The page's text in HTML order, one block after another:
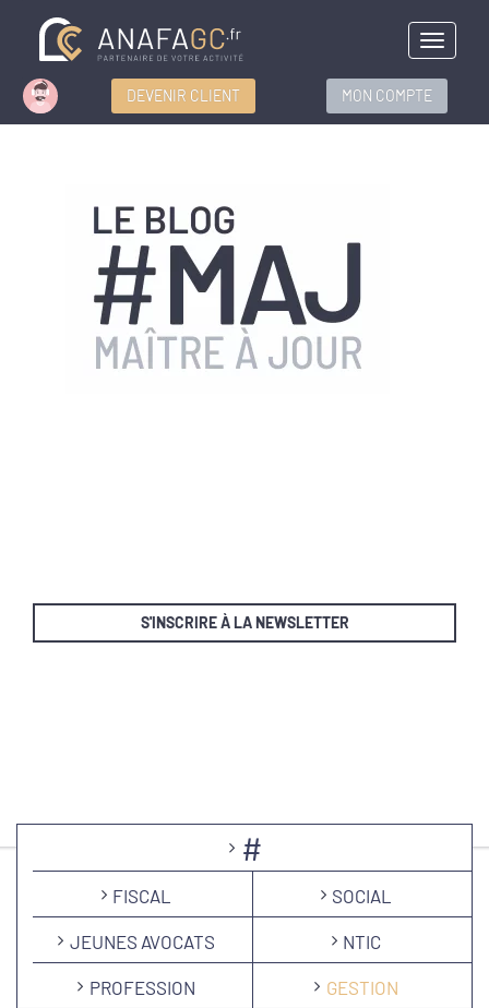
Menu
DEVENIR CLIENT MON COMPTE
S'INSCRIRE À LA NEWSLETTER
#
FISCAL SOCIAL
JEUNES AVOCATS NTIC
PROFESSION GESTION